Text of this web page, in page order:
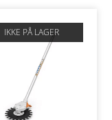
IKKE PÅ LAGER